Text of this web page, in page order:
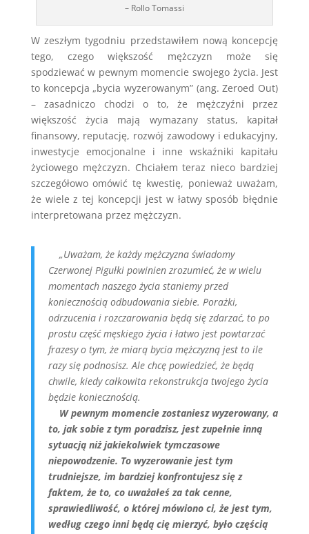
– Rollo Tomassi
W zeszłym tygodniu przedstawiłem nową koncepcję
tego, czego większość mężczyzn może się
spodziewać w pewnym momencie swojego życia. Jest
to koncepcja „bycia wyzerowanym” (ang. Zeroed Out)
– zasadniczo chodzi o to, że mężczyźni przez
większość życia mają wymazany status, kapitał
finansowy, reputację, rozwój zawodowy i edukacyjny,
inwestycje emocjonalne i inne wskaźniki kapitału
życiowego mężczyzn. Chciałem teraz nieco bardziej
szczegółowo omówić tę kwestię, ponieważ uważam,
że wiele z tej koncepcji jest w łatwy sposób błędnie
interpretowana przez mężczyzn.
„Uważam, że każdy mężczyzna świadomy
Czerwonej Pigułki powinien zrozumieć, że w wielu
momentach naszego życia staniemy przed
koniecznością odbudowania siebie. Porażki,
odrzucenia i rozczarowania będą się zdarzać, to po
prostu część męskiego życia i łatwo jest powtarzać
frazesy o tym, że miarą bycia mężczyzną jest to ile
razy się podnosisz. Ale chcę powiedzieć, że będą
chwile, kiedy całkowita rekonstrukcja twojego życia
będzie koniecznością.
W pewnym momencie zostaniesz wyzerowany, a
to, jak sobie z tym poradzisz, jest zupełnie inną
sytuacją niż jakiekolwiek tymczasowe
niepowodzenie. To wyzerowanie jest tym
trudniejsze, im bardziej konfrontujesz się z
faktem, że to, co uważałeś za tak cenne,
sprawiedliwość, o której mówiono ci, że jest tym,
według czego inni będą cię mierzyć, było częścią